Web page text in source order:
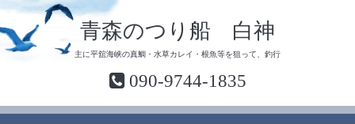
青森のつり船 白神
主に平舘海峡の真鯛・水草カレイ・根魚等を狙って、釣行
090-9744-1835